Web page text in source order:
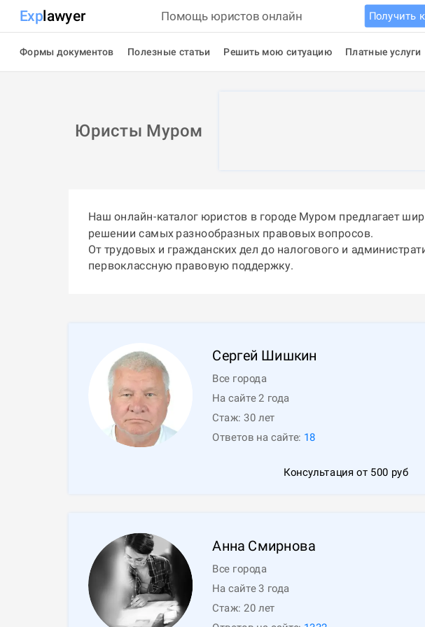
Explawyer Помощь юристов онлайн Получить
Формы документов Полезные статьи Решить мою ситуацию Платные услуги
Юристы Муром
Наш онлайн-каталог юристов в городе Муром предлагает
решении самых разнообразных правовых вопросов.
От трудовых и гражданских дел до налогового и
первоклассную правовую поддержку.
Сергей Шишкин
Все города
На сайте 2 года
Стаж:30 лет
Ответов на сайте: 18
Консультация от 500 руб
Анна Смирнова
Все города
На сайте 3 года
Стаж: 20 лет